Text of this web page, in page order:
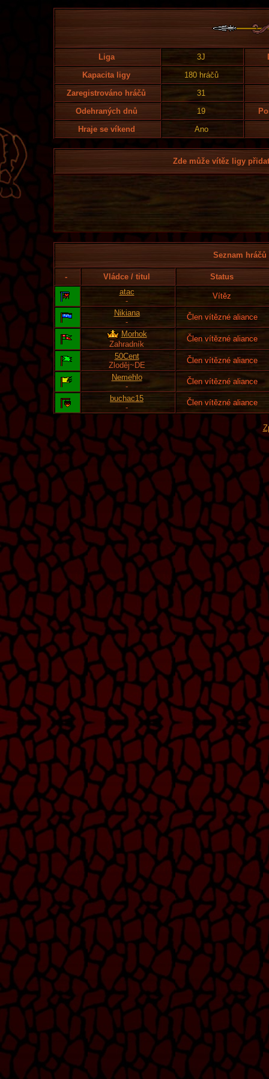
Liga 3J
Kapacita ligy
180 hráčů
Zaregistrováno hráčů
31
Odehraných dnů
19
Hraje se víkend
Ano
Zde může vítěz ligy
Seznam
- Vládce / titul
Status
atac
-
Vítěz
Nikiana
-
Člen vítězné aliance
Morhok
Zahradník
Člen vítězné aliance
50Cent
Zloděj~DE
Člen vítězné aliance
Nemehlo
-
Člen vítězné aliance
buchac15
-
Člen vítězné aliance